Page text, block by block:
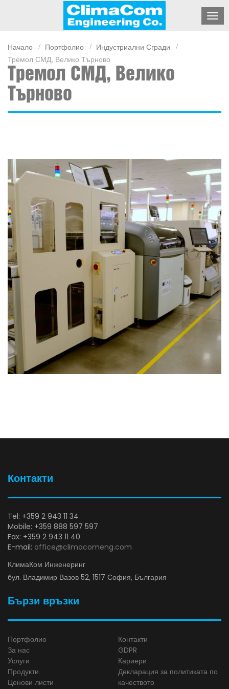
Начало Портфолио
Индустриални Сгради
Тремол СМД, Велико Търново
Тремол СМД, Велико
Търново
Контакти
Tel: +359 2 943 11 34
Mobile: +359 888 597 597
Fax: +359 2 943 11 40
E-mail: office@climacomeng.com
КлимаКом Инженеринг
бул. Владимир Вазов 52, 1517 София, България
Бързи връзки
Портфолио
За нас
Услуги
Продукти
Ценови листи
Контакти
GDPR
Кариери
Декларация за политиката по
качеството